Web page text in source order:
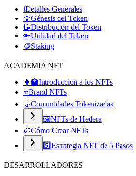
ℹ️Detalles Generales
🌻Génesis del Token
📝Distribución del Token
🔑Utilidad del Token
🪙Staking
ACADEMIA NFT
👩‍🏫Introducción a los NFTs
⭐Brand NFTs
🤝Comunidades Tokenizadas
🖼️NFTs de Hedera
🎨Cómo Crear NFTs
5️⃣Estrategia NFT de 5 Pasos
DESARROLLADORES